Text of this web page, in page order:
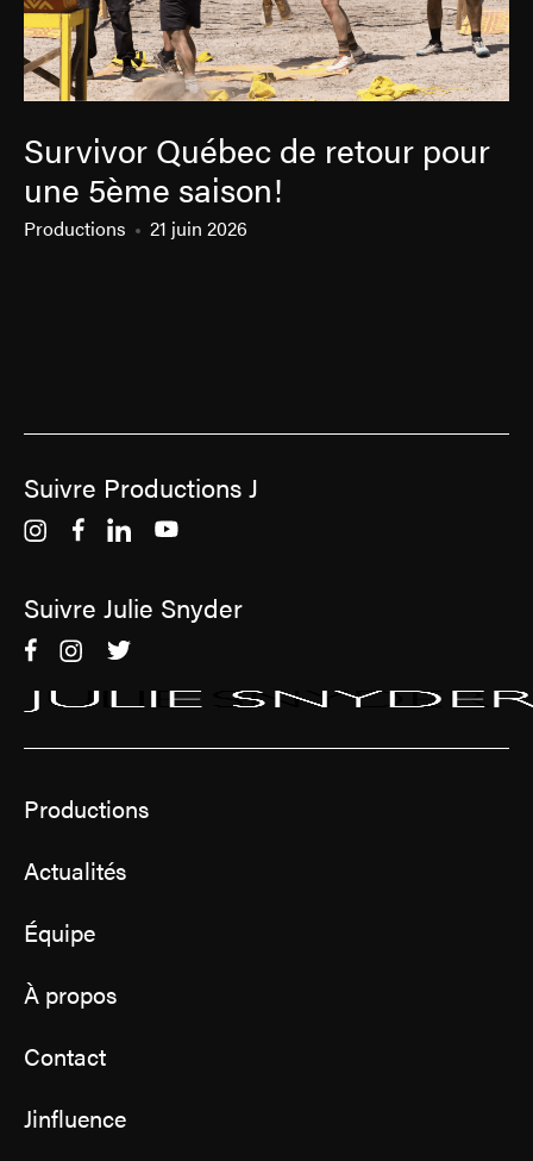
Survivor Québec de retour pour
une 5ème saison!
Productions 21 juin 2026
Suivre Productions J
Suivre Julie Snyder
Productions
Actualités
Équipe
À propos
Contact
Jinfluence